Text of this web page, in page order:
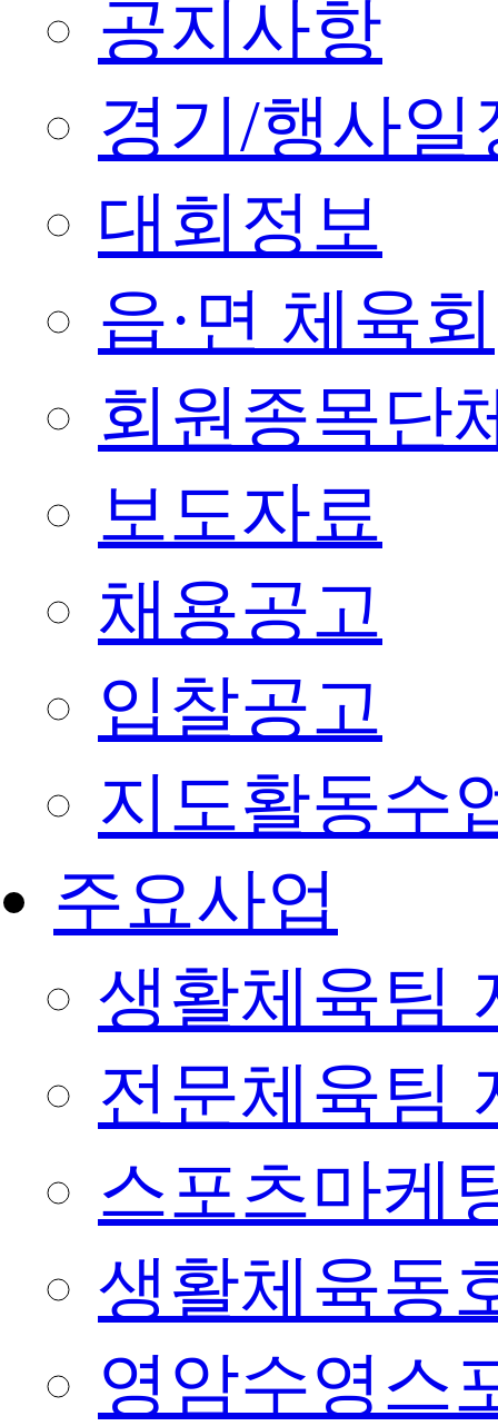
공지사항
경기/행사일
대회정보
읍·면 체육회
회원종목단
보도자료
채용공고
입찰공고
지도활동수
주요사업
생활체육팀
전문체육팀
스포츠마케
생활체육동
영암수영스